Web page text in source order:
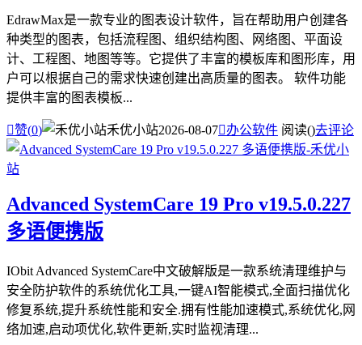
EdrawMax是一款专业的图表设计软件，旨在帮助用户创建各
种类型的图表，包括流程图、组织结构图、网络图、平面设
计、工程图、地图等等。它提供了丰富的模板库和图形库，用
户可以根据自己的需求快速创建出高质量的图表。 软件功能
提供丰富的图表模板...
赞(0) 禾优小站2026-08-07办公软件 阅读()去评论
Advanced SystemCare 19 Pro v19.5.0.227
多语便携版
IObit Advanced SystemCare中文破解版是一款系统清理维护与
安全防护软件的系统优化工具,一键AI智能模式,全面扫描优化
修复系统,提升系统性能和安全.拥有性能加速模式,系统优化,网
络加速,启动项优化,软件更新,实时监视清理...